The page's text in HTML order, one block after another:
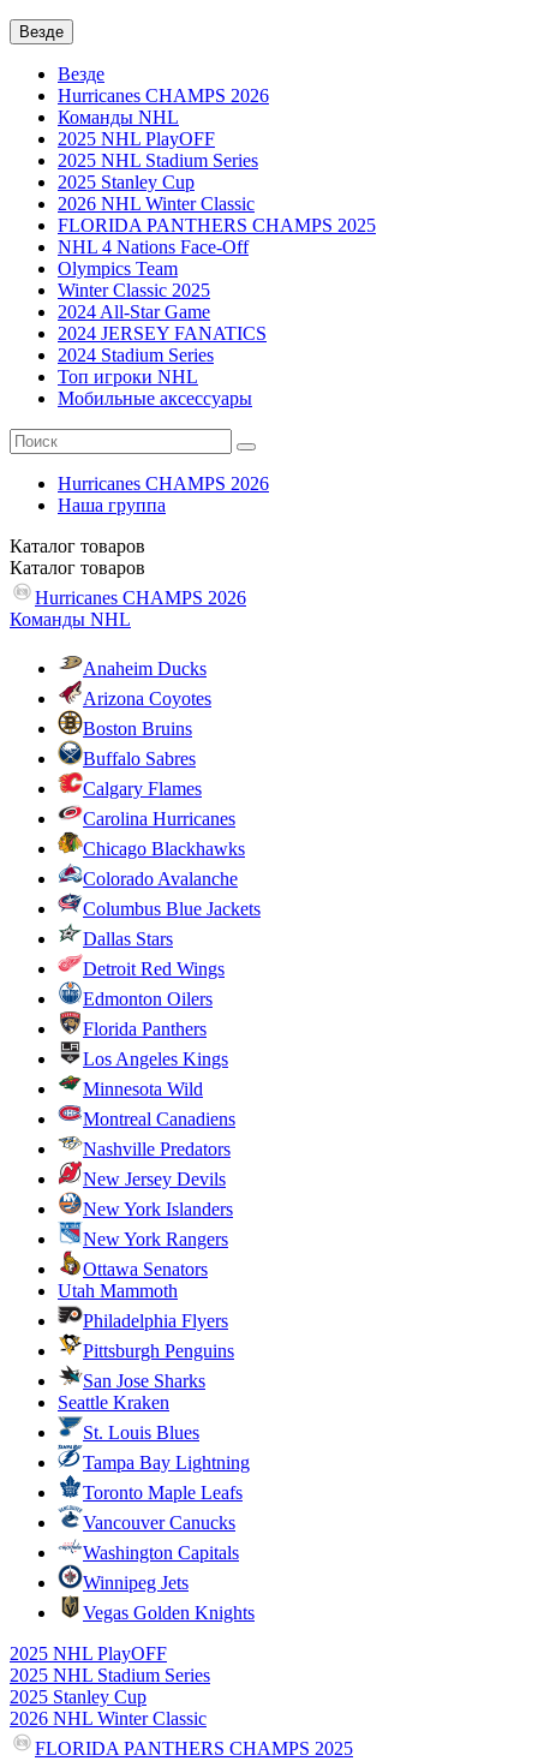
Везде
Везде
Hurricanes CHAMPS 2026
Команды NHL
2025 NHL PlayOFF
2025 NHL Stadium Series
2025 Stanley Cup
2026 NHL Winter Classic
FLORIDA PANTHERS CHAMPS 2025
NHL 4 Nations Face-Off
Olympics Team
Winter Classic 2025
2024 All-Star Game
2024 JERSEY FANATICS
2024 Stadium Series
Топ игроки NHL
Мобильные аксессуары
Hurricanes CHAMPS 2026
Наша группа
Каталог товаров
Каталог товаров
Hurricanes CHAMPS 2026
Команды NHL
Anaheim Ducks
Arizona Coyotes
Boston Bruins
Buffalo Sabres
Calgary Flames
Carolina Hurricanes
Chicago Blackhawks
Colorado Avalanche
Columbus Blue Jackets
Dallas Stars
Detroit Red Wings
Edmonton Oilers
Florida Panthers
Los Angeles Kings
Minnesota Wild
Montreal Canadiens
Nashville Predators
New Jersey Devils
New York Islanders
New York Rangers
Ottawa Senators
Utah Mammoth
Philadelphia Flyers
Pittsburgh Penguins
San Jose Sharks
Seattle Kraken
St. Louis Blues
Tampa Bay Lightning
Toronto Maple Leafs
Vancouver Canucks
Washington Capitals
Winnipeg Jets
Vegas Golden Knights
2025 NHL PlayOFF
2025 NHL Stadium Series
2025 Stanley Cup
2026 NHL Winter Classic
FLORIDA PANTHERS CHAMPS 2025